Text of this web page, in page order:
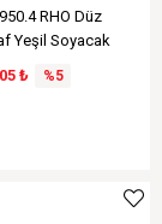
RHO Düz
Yeşil Soyacak
₺
%5